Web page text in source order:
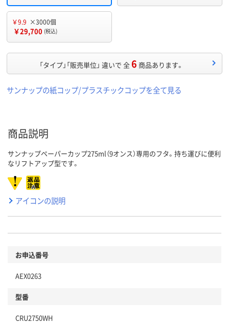
￥9.9 ×3000個
￥29,700 (税込)
「タイプ」「販売単位」 違いで 全6 商品あります。
サンナップの紙コップ/プラスチックコップを全て見る
商品説明
サンナップペーパーカップ275ml（9オンス）専用のフタ。持ち運びに便利
なリフトアップ型です。
アイコンの説明
お申込番号
AEX0263
型番
CRU2750WH